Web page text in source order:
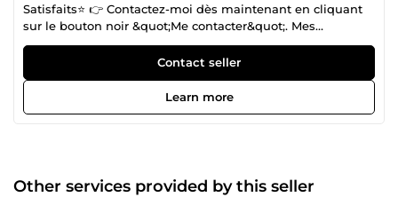
Satisfaits⭐ 👉 Contactez-moi dès maintenant en cliquant
sur le bouton noir &quot;Me contacter&quot;. Mes
spécialités : ✅ Media buying (Facebook ads et Google ads)
✅ E-commerce ✅ Copywriting ✅ Emailing ✅ Funnel
building Je me mets continuellement à jour sur les
nouvelles techniques et stratégies marketing, ce qui me
permet d'avoir une analyse concrète et efficace. MES 5
projet !
Contact seller
Learn more
Other services provided by this seller